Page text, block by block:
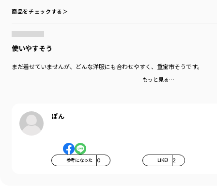
商品をチェックする＞
使いやすそう
まだ着せていませんが、どんな洋服にも合わせやすく、重宝市そうです。
もっと見る…
ぽん
参考になった 0 LIKE! 2